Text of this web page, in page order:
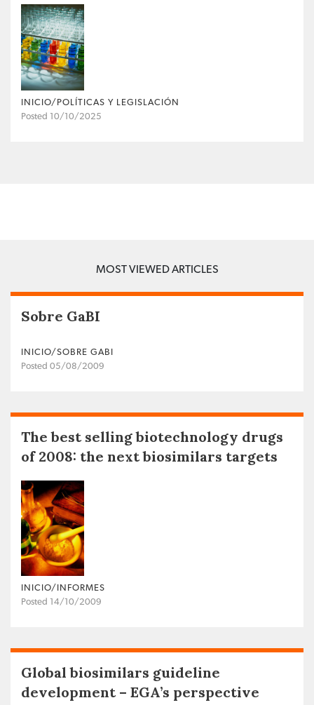
INICIO/POLÍTICAS Y LEGISLACIÓN
Posted 10/10/2025
MOST VIEWED ARTICLES
Sobre GaBI
INICIO/SOBRE GABI
Posted 05/08/2009
The best selling biotechnology drugs
of 2008: the next biosimilars targets
INICIO/INFORMES
Posted 14/10/2009
Global biosimilars guideline
development – EGA’s perspective